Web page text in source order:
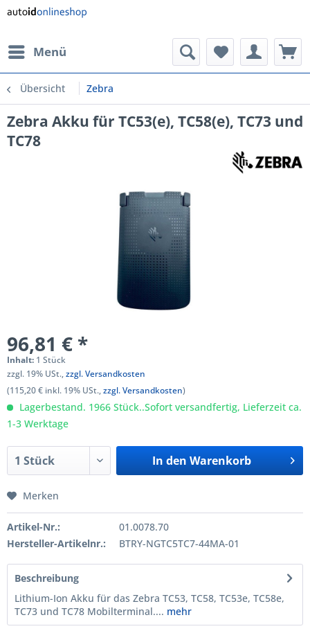
Menü
Übersicht Zebra
Zebra Akku für TC53(e), TC58(e), TC73 und
TC78
96,81 € *
Inhalt: 1 Stück
zzgl. 19% USt.,zzgl. Versandkosten
(115,20 € inkl. 19% USt.,zzgl. Versandkosten)
Lagerbestand. 1966 Stück..Sofort versandfertig, Lieferzeit ca.
1-3 Werktage
In den Warenkorb
Merken
Artikel-Nr.:
01.0078.70
Hersteller-Artikelnr.:
BTRY-NGTC5TC7-44MA-01
Beschreibung
Lithium-Ion Akku für das Zebra TC53, TC58, TC53e, TC58e,
TC73 und TC78 Mobilterminal.... mehr